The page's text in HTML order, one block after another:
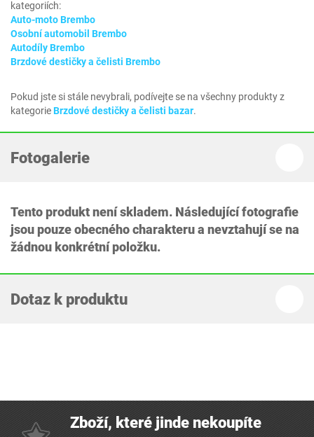
kategoriích:
Auto-moto Brembo
Osobní automobil Brembo
Autodíly Brembo
Brzdové destičky a čelisti Brembo
Pokud jste si stále nevybrali, podívejte se na všechny produkty z
kategorieBrzdové destičky a čelisti bazar.
Fotogalerie
Tento produkt není skladem. Následující fotografie
jsou pouze obecného charakteru a nevztahují se na
žádnou konkrétní položku.
Dotaz k produktu
Zboží, které jinde nekoupíte